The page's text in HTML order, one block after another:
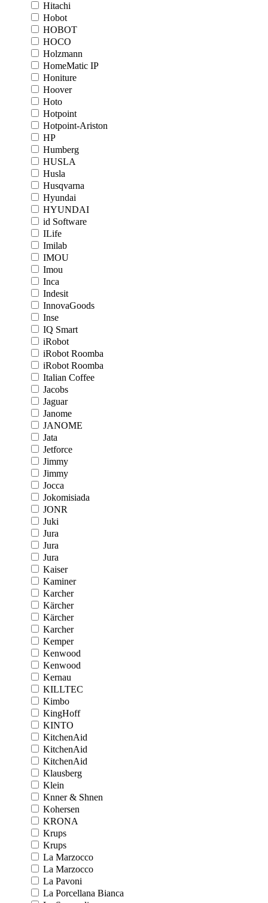
Hitachi
Hobot
HOBOT
HOCO
Holzmann
HomeMatic IP
Honiture
Hoover
Hoto
Hotpoint
Hotpoint-Ariston
HP
Humberg
HUSLA
Husla
Husqvarna
Hyundai
HYUNDAI
id Software
ILife
Imilab
IMOU
Imou
Inca
Indesit
InnovaGoods
Inse
IQ Smart
iRobot
iRobot Roomba
iRobot Roomba
Italian Coffee
Jacobs
Jaguar
Janome
JANOME
Jata
Jetforce
Jimmy
Jimmy
Jocca
Jokomisiada
JONR
Juki
Jura
Jura
Jura
Kaiser
Kaminer
Karcher
Kärcher
Kärcher
Karcher
Kemper
Kenwood
Kenwood
Kernau
KILLTEC
Kimbo
KingHoff
KINTO
KitchenAid
KitchenAid
KitchenAid
Klausberg
Klein
Knner & Shnen
Kohersen
KRONA
Krups
Krups
La Marzocco
La Marzocco
La Pavoni
La Porcellana Bianca